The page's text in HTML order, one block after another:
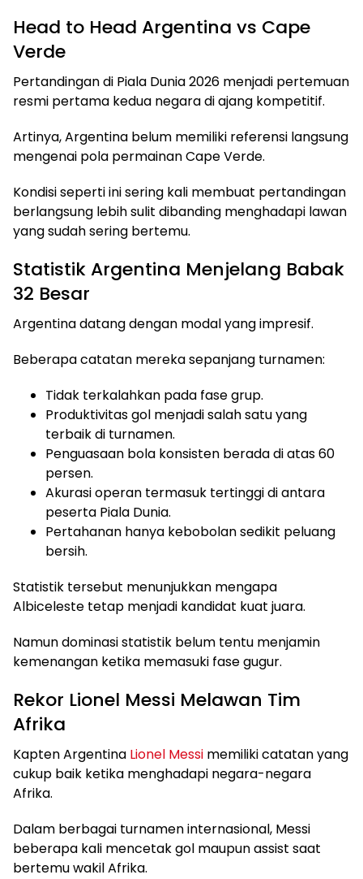
Head to Head Argentina vs Cape
Verde
Pertandingan di Piala Dunia 2026 menjadi pertemuan
resmi pertama kedua negara di ajang kompetitif.
Artinya, Argentina belum memiliki referensi langsung
mengenai pola permainan Cape Verde.
Kondisi seperti ini sering kali membuat pertandingan
berlangsung lebih sulit dibanding menghadapi lawan
yang sudah sering bertemu.
Statistik Argentina Menjelang Babak
32 Besar
Argentina datang dengan modal yang impresif.
Beberapa catatan mereka sepanjang turnamen:
Tidak terkalahkan pada fase grup.
Produktivitas gol menjadi salah satu yang
terbaik di turnamen.
Penguasaan bola konsisten berada di atas 60
persen.
Akurasi operan termasuk tertinggi di antara
peserta Piala Dunia.
Pertahanan hanya kebobolan sedikit peluang
bersih.
Statistik tersebut menunjukkan mengapa
Albiceleste tetap menjadi kandidat kuat juara.
Namun dominasi statistik belum tentu menjamin
kemenangan ketika memasuki fase gugur.
Rekor Lionel Messi Melawan Tim
Afrika
Kapten Argentina Lionel Messi memiliki catatan yang
cukup baik ketika menghadapi negara-negara
Afrika.
Dalam berbagai turnamen internasional, Messi
beberapa kali mencetak gol maupun assist saat
bertemu wakil Afrika.